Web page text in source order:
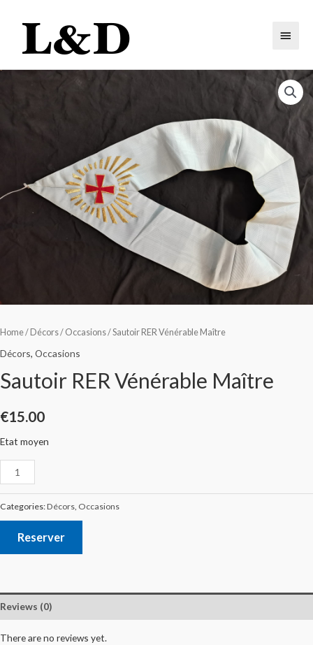
Home/ Décors/ Occasions/ Sautoir RER Vénérable Maître
Décors, Occasions
Sautoir RER Vénérable Maître
€15.00
Etat moyen
Categories:Décors Occasions
Reserver
Reviews (0)
There are no reviews yet.